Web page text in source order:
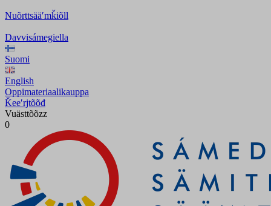
Nuõrttsääʹmǩiõll
Davvisámegiella
Suomi
English
Oppimateriaalikauppa
Ǩeeʹrjtõõđ
Vuästtõõzz
0